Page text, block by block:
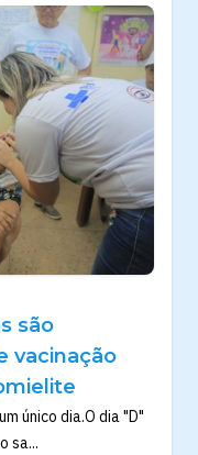
são
vacinação
único dia.O dia "D"
sa...